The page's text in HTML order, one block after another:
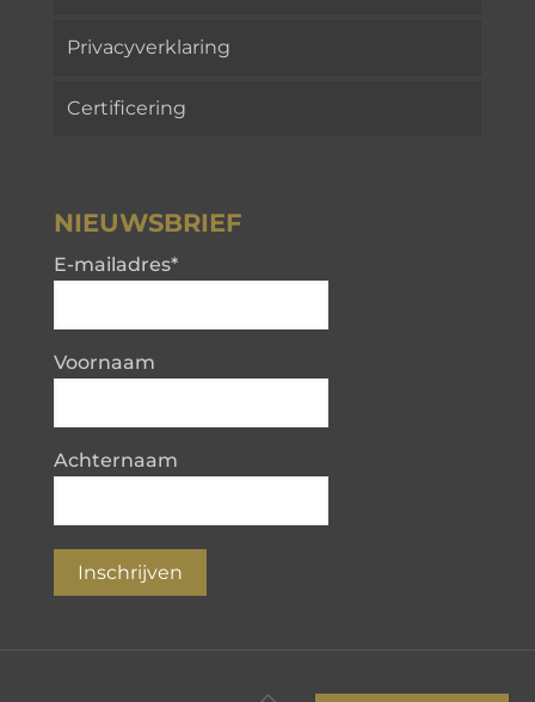
Privacyverklaring
Certificering
NIEUWSBRIEF
E-mailadres*
Voornaam
Achternaam
Inschrijven